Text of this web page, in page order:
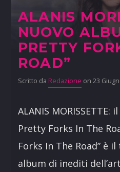
ALANIS
NUOVO
PRETTY
ROAD”
Scritto da Redazione on 23
ALANIS MORISSETTE:
Pretty Forks In The
Forks In The Road” è
album di inediti